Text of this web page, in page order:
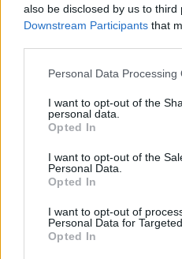
also be disclosed by us to third
Downstream Participants that
Personal Data Processing
I want to opt-out of the
personal data.
Opted In
I want to opt-out of the
Personal Data.
Opted In
I want to opt-out of
Personal Data for
Opted In
Napsat
Online: Není
Naposledy aktivní
Líbí se